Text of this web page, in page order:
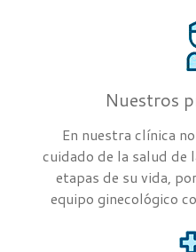
Nuestros
En nuestra clínica
cuidado de la salud de
etapas de su vida,
equipo ginecológico